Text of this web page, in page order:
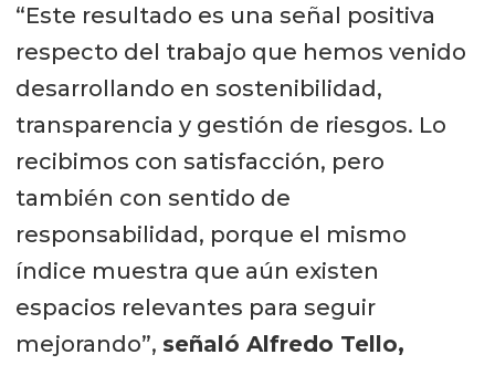
“Este resultado es una señal positiva
respecto del trabajo que hemos venido
desarrollando en sostenibilidad,
transparencia y gestión de riesgos. Lo
recibimos con satisfacción, pero
también con sentido de
responsabilidad, porque el mismo
índice muestra que aún existen
espacios relevantes para seguir
mejorando”, señaló Alfredo Tello,